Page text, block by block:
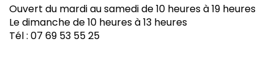
Ouvert du mardi au samedi de 10 heures à 19 heures
Le dimanche de 10 heures à 13 heures
Tél : 07 69 53 55 25